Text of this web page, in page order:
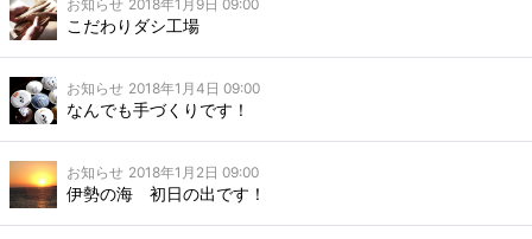
お知らせ 2018年1月9日 09:00
こだわりダシ工場
お知らせ 2018年1月4日 09:00
なんでも手づくりです！
お知らせ 2018年1月2日 09:00
伊勢の海 初日の出です！